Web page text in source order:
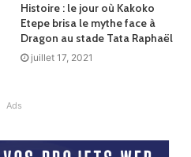
Histoire : le jour où Kakoko
Etepe brisa le mythe face à
Dragon au stade Tata Raphaël
juillet 17, 2021
Ads